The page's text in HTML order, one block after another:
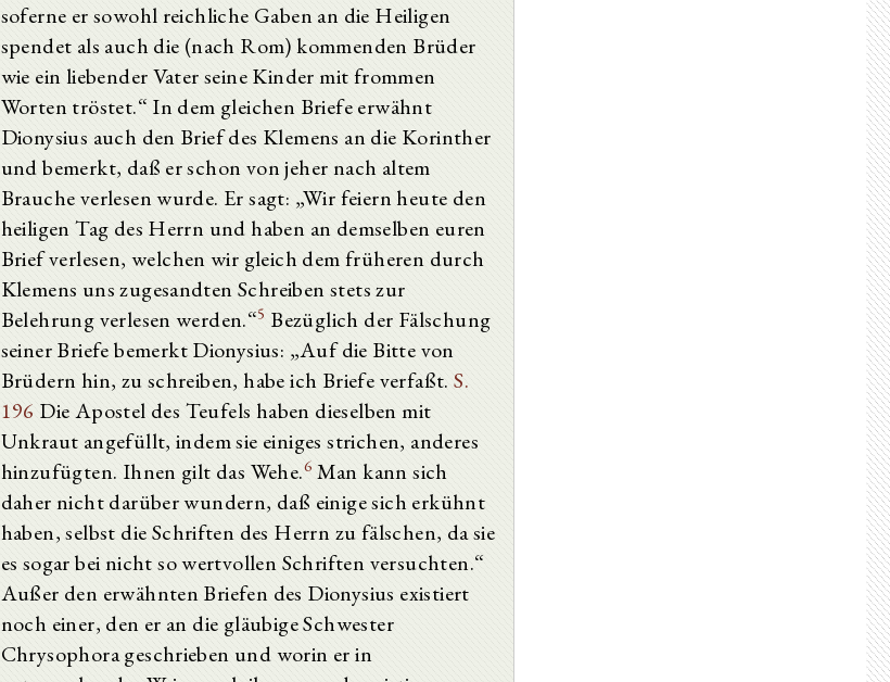
soferne er sowohl reichliche Gaben an die Heiligen
spendet als auch die (nach Rom) kommenden Brüder
wie ein liebender Vater seine Kinder mit frommen
Worten tröstet.“ In dem gleichen Briefe erwähnt
Dionysius auch den Brief des Klemens an die Korinther
und bemerkt, daß er schon von jeher nach altem
Brauche verlesen wurde. Er sagt: „Wir feiern heute den
heiligen Tag des Herrn und haben an demselben euren
Brief verlesen, welchen wir gleich dem früheren durch
Klemens uns zugesandten Schreiben stets zur
Belehrung verlesen werden.“5 Bezüglich der Fälschung
seiner Briefe bemerkt Dionysius: „Auf die Bitte von
Brüdern hin, zu schreiben, habe ich Briefe verfaßt.S.
196 Die Apostel des Teufels haben dieselben mit
Unkraut angefüllt, indem sie einiges strichen, anderes
hinzufügten. Ihnen gilt das Wehe.6 Man kann sich
daher nicht darüber wundern, daß einige sich erkühnt
haben, selbst die Schriften des Herrn zu fälschen, da sie
es sogar bei nicht so wertvollen Schriften versuchten.“
Außer den erwähnten Briefen des Dionysius existiert
noch einer, den er an die gläubige Schwester
Chrysophora geschrieben und worin er in